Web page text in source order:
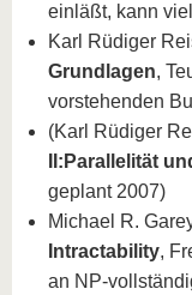
einläßt, kann
Karl Rüdiger
Grundlagen,
vorstehenden
(Karl Rüdiger
II:Parallelität
geplant 2007)
Michael R.
Intractability,
an NP-